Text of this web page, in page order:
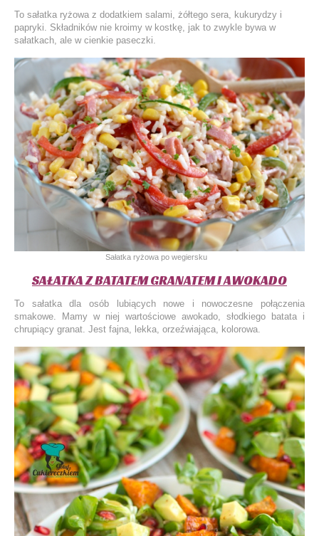
To sałatka ryżowa z dodatkiem salami, żółtego sera, kukurydzy i
papryki. Składników nie kroimy w kostkę, jak to zwykle bywa w
sałatkach, ale w cienkie paseczki.
Sałatka ryżowa po wegiersku
SAŁATKA Z BATATEM GRANATEM I AWOKADO
To sałatka dla osób lubiących nowe i nowoczesne połączenia
smakowe. Mamy w niej wartościowe awokado, słodkiego batata i
chrupiący granat. Jest fajna, lekka, orzeźwiająca, kolorowa.